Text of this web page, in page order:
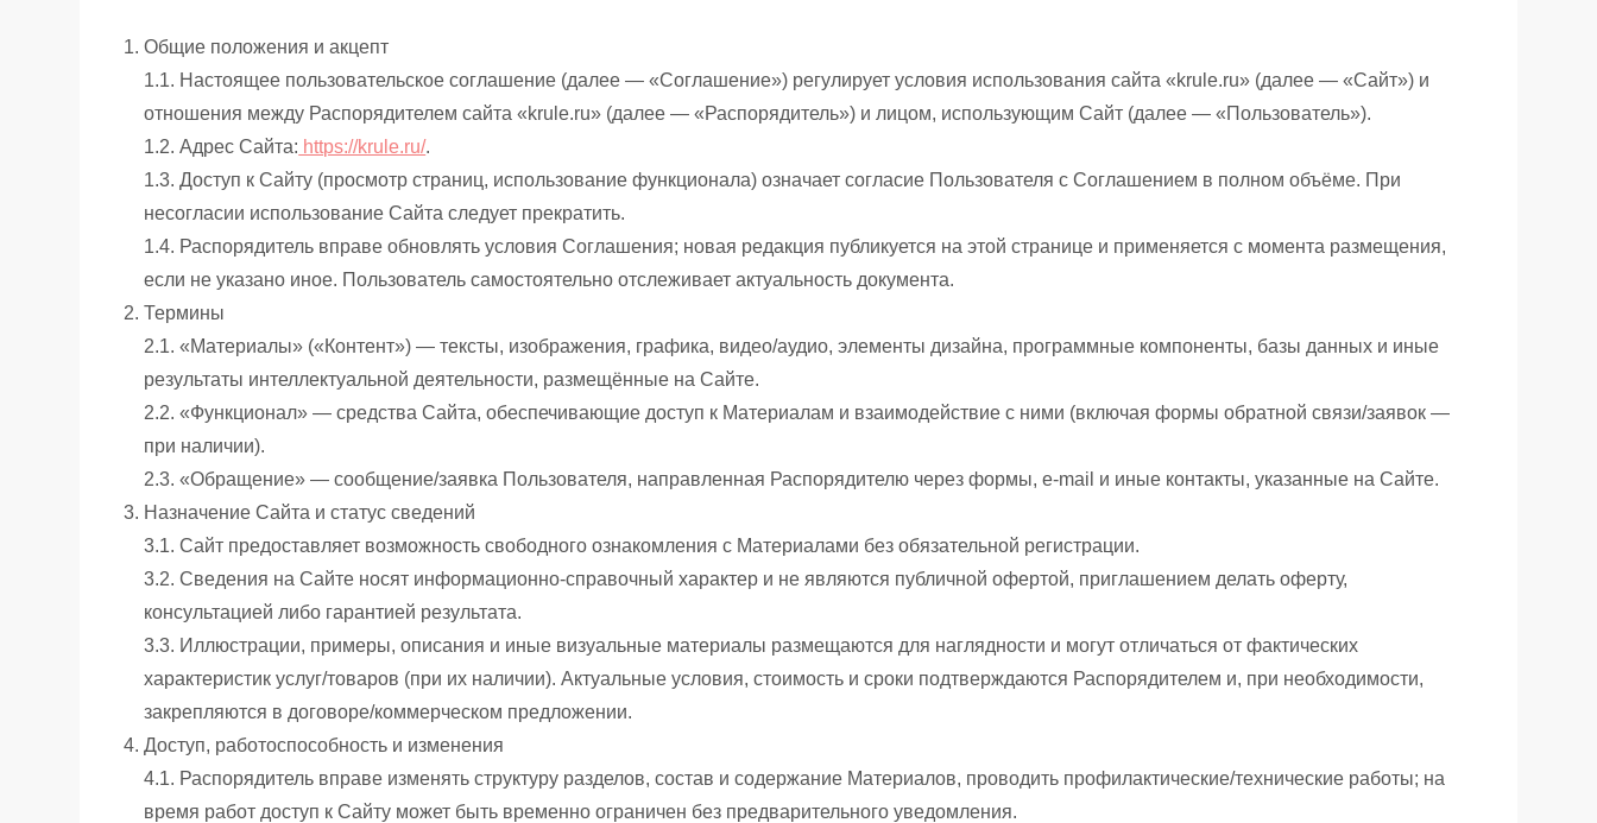
Общие положения и акцепт
1.1. Настоящее пользовательское соглашение (далее — «Соглашение») регулирует условия использования сайта «krule.ru» (далее — «Сайт») и
отношения между Распорядителем сайта «krule.ru» (далее — «Распорядитель») и лицом, использующим Сайт (далее — «Пользователь»).
1.2. Адрес Сайта: https://krule.ru/.
1.3. Доступ к Сайту (просмотр страниц, использование функционала) означает согласие Пользователя с Соглашением в полном объёме. При
несогласии использование Сайта следует прекратить.
1.4. Распорядитель вправе обновлять условия Соглашения; новая редакция публикуется на этой странице и применяется с момента размещения,
если не указано иное. Пользователь самостоятельно отслеживает актуальность документа.
Термины
2.1. «Материалы» («Контент») — тексты, изображения, графика, видео/аудио, элементы дизайна, программные компоненты, базы данных и иные
результаты интеллектуальной деятельности, размещённые на Сайте.
2.2. «Функционал» — средства Сайта, обеспечивающие доступ к Материалам и взаимодействие с ними (включая формы обратной связи/заявок —
при наличии).
2.3. «Обращение» — сообщение/заявка Пользователя, направленная Распорядителю через формы, e-mail и иные контакты, указанные на Сайте.
Назначение Сайта и статус сведений
3.1. Сайт предоставляет возможность свободного ознакомления с Материалами без обязательной регистрации.
3.2. Сведения на Сайте носят информационно-справочный характер и не являются публичной офертой, приглашением делать оферту,
консультацией либо гарантией результата.
3.3. Иллюстрации, примеры, описания и иные визуальные материалы размещаются для наглядности и могут отличаться от фактических
характеристик услуг/товаров (при их наличии). Актуальные условия, стоимость и сроки подтверждаются Распорядителем и, при необходимости,
закрепляются в договоре/коммерческом предложении.
Доступ, работоспособность и изменения
4.1. Распорядитель вправе изменять структуру разделов, состав и содержание Материалов, проводить профилактические/технические работы; на
время работ доступ к Сайту может быть временно ограничен без предварительного уведомления.